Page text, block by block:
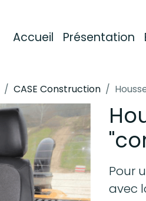
Accueil Présentation
CASE Construction
Pour
avec